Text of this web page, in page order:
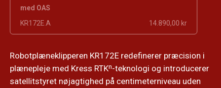
med OAS
KR172E.A
14.890,00 kr
Robotplæneklipperen KR172E redefinerer præcision i
plænepleje med Kress RTKⁿ-teknologi og introducerer
satellitstyret nøjagtighed på centimeterniveau uden